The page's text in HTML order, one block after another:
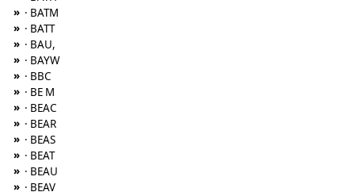
» · BATM
» · BATT
» · BAU,
» · BAYW
» · BBC
» · BE M
» · BEAC
» · BEAR
» · BEAS
» · BEAT
» · BEAU
» · BEAV